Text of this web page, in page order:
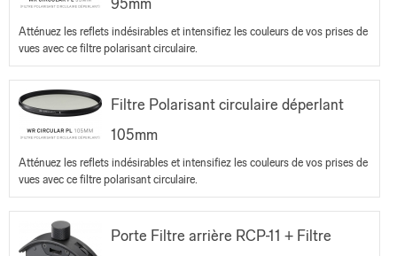
95mm
Atténuez les reflets indésirables et intensifiez les couleurs de vos prises de
vues avec ce filtre polarisant circulaire.
Filtre Polarisant circulaire déperlant
105mm
Atténuez les reflets indésirables et intensifiez les couleurs de vos prises de
vues avec ce filtre polarisant circulaire.
Porte Filtre arrière RCP-11 + Filtre